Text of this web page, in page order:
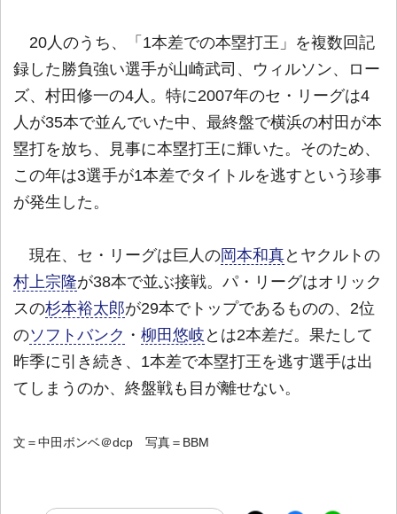
20人のうち、「1本差での本塁打王」を複数回記
録した勝負強い選手が山崎武司、ウィルソン、ロー
ズ、村田修一の4人。特に2007年のセ・リーグは4
人が35本で並んでいた中、最終盤で横浜の村田が本
塁打を放ち、見事に本塁打王に輝いた。そのため、
この年は3選手が1本差でタイトルを逃すという珍事
が発生した。
現在、セ・リーグは巨人の岡本和真とヤクルトの
村上宗隆が38本で並ぶ接戦。パ・リーグはオリック
スの杉本裕太郎が29本でトップであるものの、2位
のソフトバンク ・ 柳田悠岐 とは2本差だ。果たして
昨季に引き続き、1本差で本塁打王を逃す選手は出
てしまうのか、終盤戦も目が離せない。
文＝中田ボンベ＠dcp 写真＝BBM